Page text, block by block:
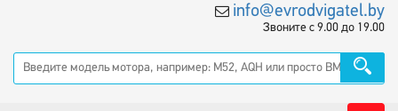
info@evrodvigatel.by
Звоните с 9.00 до 19.00